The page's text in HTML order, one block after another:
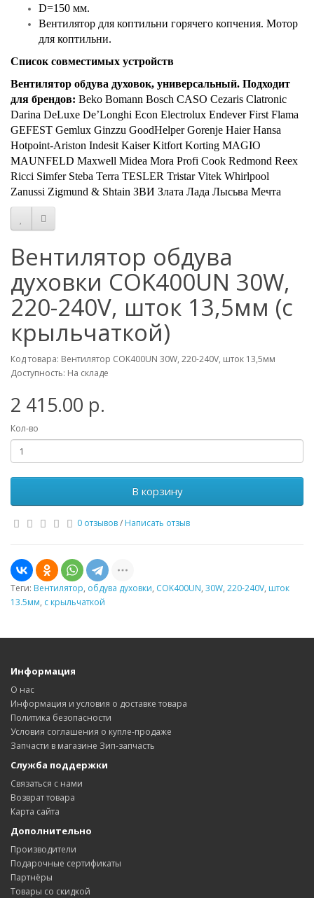
D=150 мм.
Вентилятор для коптильни горячего копчения. Мотор
для коптильни.
Список совместимых устройств
Вентилятор обдува духовок, универсальный. Подходит
для брендов: Beko Bomann Bosch CASO Cezaris Clatronic
Darina DeLuxe De’Longhi Econ Electrolux Endever First Flama
GEFEST Gemlux Ginzzu GoodHelper Gorenje Haier Hansa
Hotpoint-Ariston Indesit Kaiser Kitfort Korting MAGIO
MAUNFELD Maxwell Midea Mora Profi Cook Redmond Reex
Ricci Simfer Steba Terra TESLER Tristar Vitek Whirlpool
Zanussi Zigmund & Shtain ЗВИ Злата Лада Лысьва Мечта
Вентилятор обдува
духовки COK400UN 30W,
220-240V, шток 13,5мм (с
крыльчаткой)
Код товара: Вентилятор COK400UN 30W, 220-240V, шток 13,5мм
Доступность: На складе
2 415.00 р.
Кол-во
В корзину
0 отзывов/ Написать отзыв
Теги: Вентилятор, обдува духовки, COK400UN, 30W, 220-240V, шток
13.5мм, с крыльчаткой
Информация
О нас
Информация и условия о доставке товара
Политика безопасности
Условия соглашения о купле-продаже
Запчасти в магазине Зип-запчасть
Служба поддержки
Связаться с нами
Возврат товара
Карта сайта
Дополнительно
Производители
Подарочные сертификаты
Партнёры
Товары со скидкой